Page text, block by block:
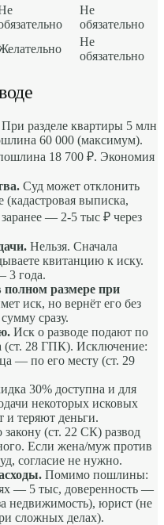
Не
обязательно
Не
обязательно
При разделе квартиры 5 млн
60 000 (максимум).
18 700 ₽. Экономия
Суд может отклонить
(кадастровая выписка,
— 2-5 тыс ₽ через
Нельзя. Сначала
квитанцию к иску.
3 года.
размере при
иск, но вернёт его без
сразу.
Иск о разводе подают по
(ст. 28 ГПК). Исключение:
— по его месту (ст. 29
30% доступна и для
некоторых исковых
и теряют деньги.
закону (ст. 22 СК) развод
Если жена/муж против
согласие не нужно.
Помимо пошлины:
— 5 тыс, доверенность —
недвижимость), юрист (не
сложных делах).